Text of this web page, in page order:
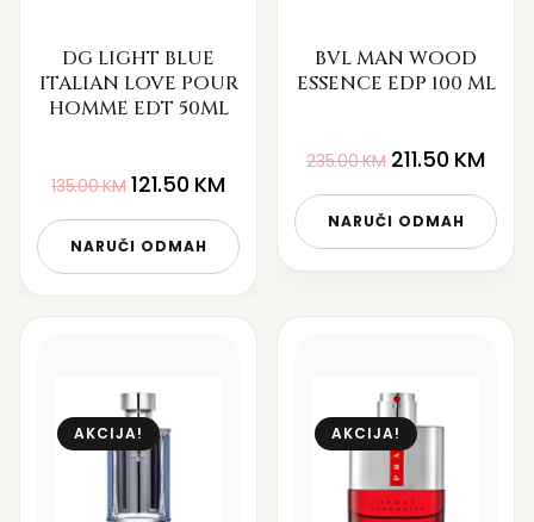
DG LIGHT BLUE
ITALIAN LOVE POUR
HOMME EDT 50ML
135.00KM 121.50 KM
NARUČI ODMAH
BVL MAN WOOD
ESSENCE EDP 100 ML
235.00KM 211.50 KM
NARUČI ODMAH
AKCIJA! AKCIJA!